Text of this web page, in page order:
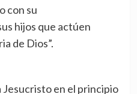
con su
hijos que actúen
de Dios”.
Jesucristo en el principio